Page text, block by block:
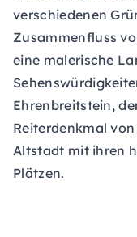
verschiedenen
Zusammenfluss
eine malerische
Ehrenbreitstein,
Reiterdenkmal
Altstadt mit ihren
Plätzen.